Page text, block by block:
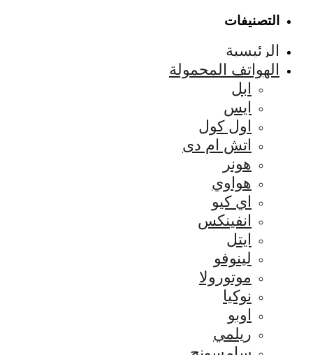
التصنيفات
الرئيسية
الهواتف المحمولة
ابل
ايس
اول كول
اتش ام دى
هونر
هواوي
اي كيو
انفينكس
ايتل
لينوفو
موتورولا
نوكيا
اوبو
ريلمي